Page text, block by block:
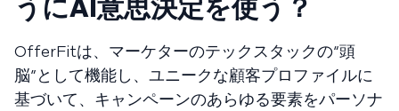
うにAI意思決定を使う？
OfferFitは、マーケターのテックスタックの“頭
脳”として機能し、ユニークな顧客プロファイルに
基づいて、キャンペーンのあらゆる要素をパーソナ